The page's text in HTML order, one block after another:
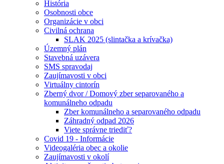
História
Osobnosti obce
Organizácie v obci
Civilná ochrana
SLAK 2025 (slintačka a krívačka)
Územný plán
Stavebná uzávera
SMS spravodaj
Zaujímavosti v obci
Virtuálny cintorín
Zberný dvor / Domový zber separovaného a
komunálneho odpadu
Zber komunálneho a separovaného odpadu
Záhradný odpad 2026
Viete správne triediť?
Covid 19 - Informácie
Videogaléria obec a okolie
Zaujímavosti v okolí